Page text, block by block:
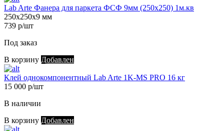
Lab Arte Фанера для паркета ФСФ 9мм (250х250) 1м.кв
250х250х9 мм
739 р/шт
Под заказ
В корзину Добавлен
Клей однокомпонентный Lab Arte 1K-MS PRO 16 кг
15 000 р/шт
В наличии
В корзину Добавлен